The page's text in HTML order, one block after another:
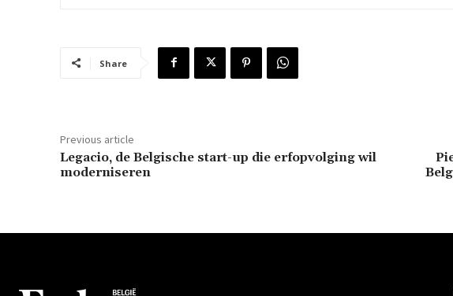
Share
Previous article
Legacio, de Belgische start-up die erfopvolging wil
moderniseren